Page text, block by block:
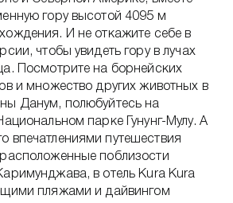
гору высотой 4095 м
И не откажите себе в
чтобы увидеть гору в лучах
Посмотрите на борнейских
и множество других животных в
Данум, полюбуйтесь на
парке Гунунг-Мулу. А
впечатлениями путешествия
поблизости
в отель Kura Kura
пляжами и дайвингом